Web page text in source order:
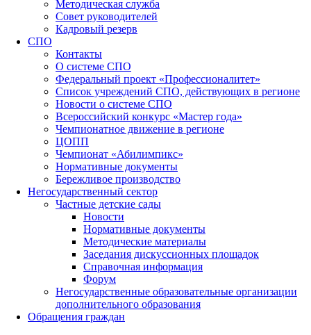
Методическая служба
Совет руководителей
Кадровый резерв
СПО
Контакты
О системе СПО
Федеральный проект «Профессионалитет»
Список учреждений СПО, действующих в регионе
Новости о системе СПО
Всероссийский конкурс «Мастер года»
Чемпионатное движение в регионе
ЦОПП
Чемпионат «Абилимпикс»
Нормативные документы
Бережливое производство
Негосударственный сектор
Частные детские сады
Новости
Нормативные документы
Методические материалы
Заседания дискуссионных площадок
Справочная информация
Форум
Негосударственные образовательные организации
дополнительного образования
Обращения граждан